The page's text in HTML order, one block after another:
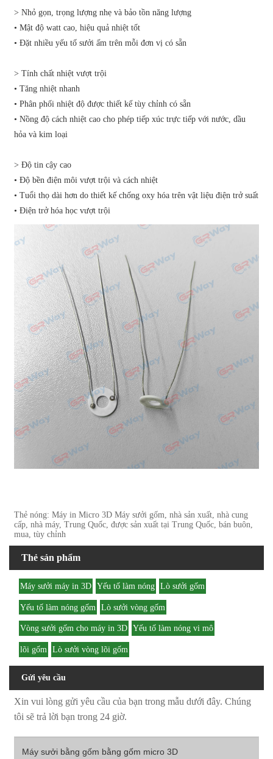
> Nhỏ gọn, trọng lượng nhẹ và bảo tồn năng lượng
• Mật độ watt cao, hiệu quả nhiệt tốt
• Đặt nhiều yếu tố sưởi ấm trên mỗi đơn vị có sẵn
> Tính chất nhiệt vượt trội
• Tăng nhiệt nhanh
• Phân phối nhiệt độ được thiết kế tùy chỉnh có sẵn
• Nồng độ cách nhiệt cao cho phép tiếp xúc trực tiếp với nước, dầu
hỏa và kim loại
> Độ tin cậy cao
• Độ bền điện môi vượt trội và cách nhiệt
• Tuổi thọ dài hơn do thiết kế chống oxy hóa trên vật liệu điện trở suất
• Điện trở hóa học vượt trội
Thẻ nóng: Máy in Micro 3D Máy sưởi gốm, nhà sản xuất, nhà cung
cấp, nhà máy, Trung Quốc, được sản xuất tại Trung Quốc, bán buôn,
mua, tùy chỉnh
Thẻ sản phẩm
Máy sưởi máy in 3D Yếu tố làm nóng Lò sưởi gốm
Yếu tố làm nóng gốm Lò sưởi vòng gốm
Vòng sưởi gốm cho máy in 3D Yếu tố làm nóng vi mô
lõi gốm Lò sưởi vòng lõi gốm
Gửi yêu cầu
Xin vui lòng gửi yêu cầu của bạn trong mẫu dưới đây. Chúng
tôi sẽ trả lời bạn trong 24 giờ.